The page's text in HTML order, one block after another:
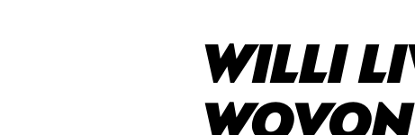
Willi